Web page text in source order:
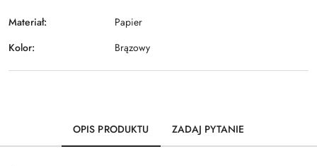
Materiał:
Papier
Kolor:
Brązowy
OPIS PRODUKTU ZADAJ PYTANIE